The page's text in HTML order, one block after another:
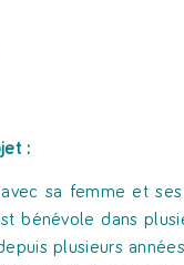
:
sa femme et
bénévole dans
plusieurs